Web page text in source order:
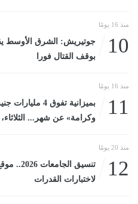
منذ 16 يومًا
10
جوتيريش: الشرق الأوسط
بوقف القتال فورا
منذ 16 يومًا
11
بميزانية تفوق
وكرامة» عن شهر... الثلاثاء، 14 يوليو 2026 10:46 صـ
منذ 20 يومًا
12
تنسيق
لاختبارات القدرات